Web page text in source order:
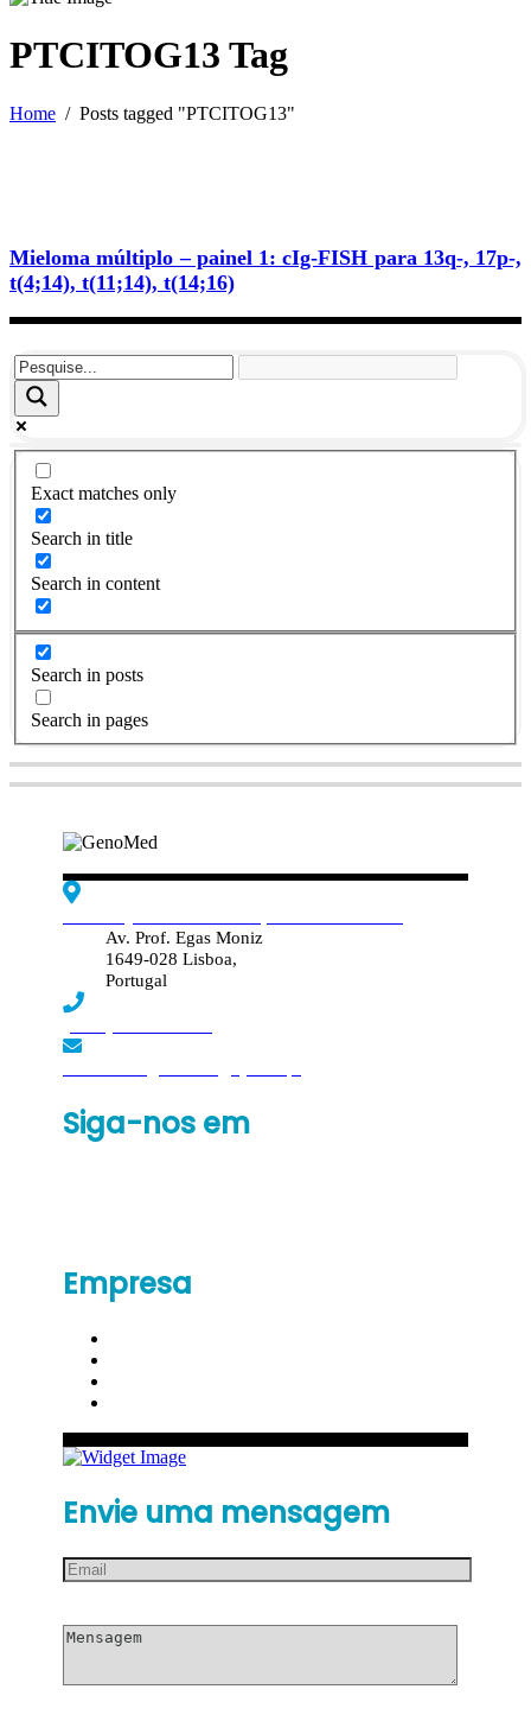
PTCITOG13 Tag
Home / Posts tagged "PTCITOG13"
Mieloma múltiplo – painel 1: cIg-FISH para 13q-, 17p-,
t(4;14), t(11;14), t(14;16)
Exact matches only
Search in title
Search in content
Search in posts
Search in pages
Av. Prof. Egas Moniz
1649-028 Lisboa,
Portugal
Siga-nos em
Empresa
Envie uma mensagem